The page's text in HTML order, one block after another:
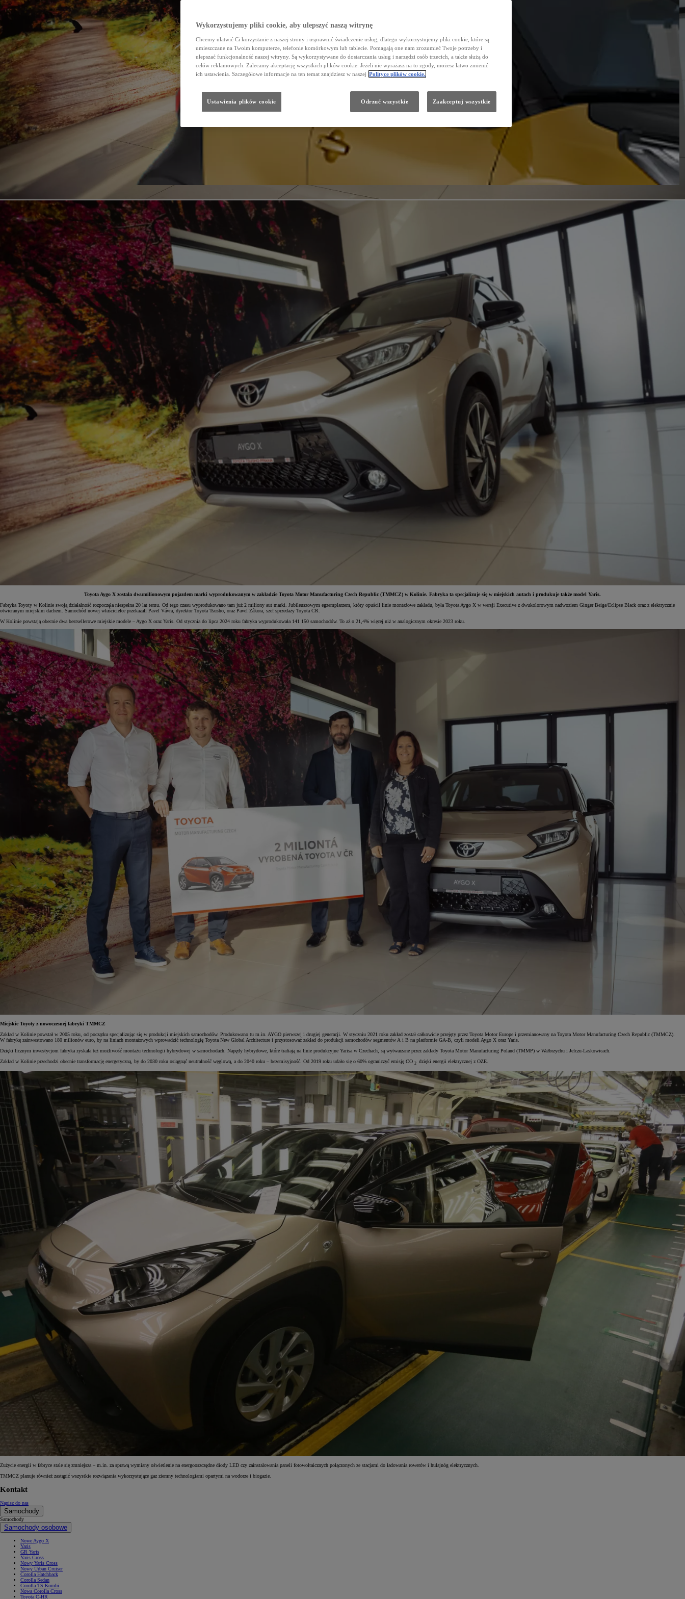
Yaris Cross
HYBRID
105 300 zł
Corolla Hatchback
HYBRID
Toyota Aygo X została dwumilionowym pojazdem marki wyprodukowanym w zakładzie Toyota Motor Manufacturing Czech Republic (TMMCZ) w Kolinie. Fabryka ta specjalizuje się w miejskich autach i produkuje także model Yaris.
Fabryka Toyoty w Kolinie swoją działalność rozpoczęła niespełna 20 lat temu. Od tego czasu wyprodukowano tam już 2 miliony aut marki. Jubileuszowym egzemplarzem, który opuścił linie montażowe zakładu, była Toyota Aygo X w wersji Executive z dwukolorowym nadwoziem Ginger Beige/Eclipse Black oraz z elektrycznie
otwieranym miejskim dachem. Samochód nowej właścicielce przekazali Pavel Vávra, dyrektor Toyota Tsusho, oraz Pavel Zákora, szef sprzedaży Toyota CR.
W Kolinie powstają obecnie dwa bestsellerowe miejskie modele – Aygo X oraz Yaris. Od stycznia do lipca 2024 roku fabryka wyprodukowała 141 150 samochodów. To aż o 21,4% więcej niż w analogicznym okresie 2023 roku.
Miejskie Toyoty z nowoczesnej fabryki TMMCZ
Zakład w Kolinie powstał w 2005 roku, od początku specjalizując się w produkcji miejskich samochodów. Produkowano tu m.in. AYGO pierwszej i drugiej generacji. W styczniu 2021 roku zakład został całkowicie przejęty przez Toyota Motor Europe i przemianowany na Toyota Motor Manufacturing Czech Republic (TMMCZ).
W fabrykę zainwestowano 180 milionów euro, by na liniach montażowych wprowadzić technologię Toyota New Global Architecture i przystosować zakład do produkcji samochodów segmentów A i B na platformie GA-B, czyli modeli Aygo X oraz Yaris.
Dzięki licznym inwestycjom fabryka zyskała też możliwość montażu technologii hybrydowej w samochodach. Napędy hybrydowe, które trafiają na linie produkcyjne Yarisa w Czechach, są wytwarzane przez zakłady Toyota Motor Manufacturing Poland (TMMP) w Wałbrzychu i Jelczu-Laskowicach.
Zakład w Kolinie przechodzi obecnie transformację energetyczną, by do 2030 roku osiągnąć neutralność węglową, a do 2040 roku – bezemisyjność. Od 2019 roku udało się o 60% ograniczyć emisję CO 2 dzięki energii elektrycznej z OZE.
Zużycie energii w fabryce stale się zmniejsza – m.in. za sprawą wymiany oświetlenie na energooszczędne diody LED czy zainstalowania paneli fotowoltaicznych połączonych ze stacjami do ładowania rowerów i hulajnóg elektrycznych.
TMMCZ planuje również zastąpić wszystkie rozwiązania wykorzystujące gaz ziemny technologiami opartymi na wodorze i biogazie.
Kontakt
Napisz do nas
Samochody
Samochody
Samochody osobowe
Nowe Aygo X
Yaris
GR Yaris
Yaris Cross
Nowy Yaris Cross
Nowy Urban Cruiser
Corolla Hatchback
Corolla Sedan
Corolla TS Kombi
Nowa Corolla Cross
Toyota C-HR
Wykorzystujemy pliki cookie, aby ulepszyć naszą witrynę
Chcemy ułatwić Ci korzystanie z naszej strony i usprawnić świadczenie usług, dlatego wykorzystujemy pliki cookie, które są
umieszczane na Twoim komputerze, telefonie komórkowym lub tablecie. Pomagają one nam zrozumieć Twoje potrzeby i
ulepszać funkcjonalność naszej witryny. Są wykorzystywane do dostarczania usług i narzędzi osób trzecich, a także służą do
celów reklamowych. Zalecamy akceptację wszystkich plików cookie. Jeżeli nie wyrażasz na to zgody, możesz łatwo zmienić
ich ustawienia. Szczegółowe informacje na ten temat znajdziesz w naszej Polityce plików cookie.
Odrzuć wszystkie Zaakceptuj wszystkie
Ustawienia plików cookie